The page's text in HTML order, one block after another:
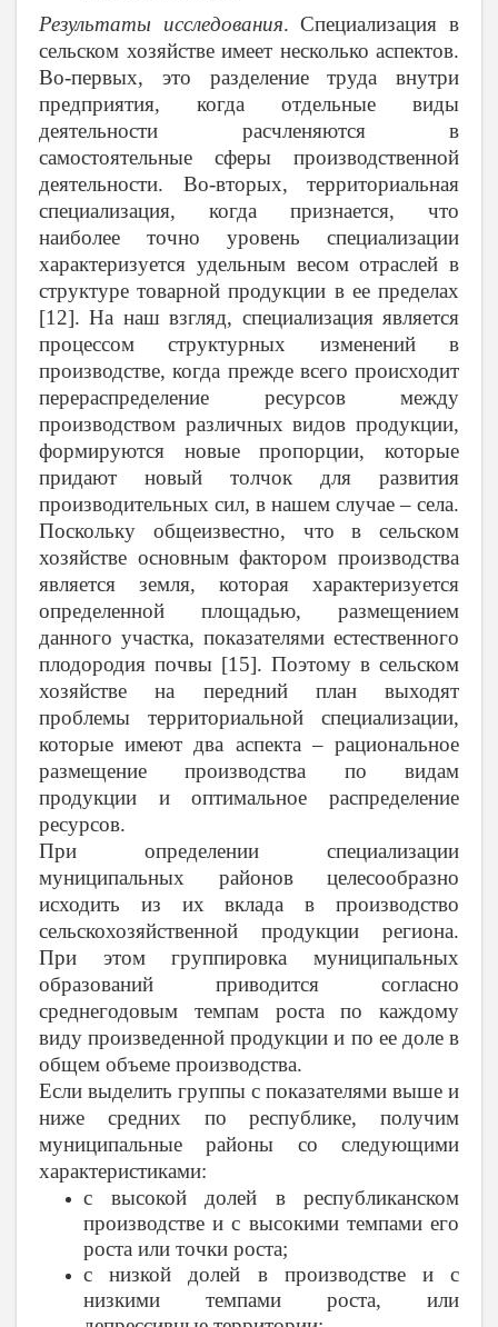
Результаты исследования. Специализация в
сельском хозяйстве имеет несколько аспектов.
Во-первых, это разделение труда внутри
предприятия, когда отдельные виды
деятельности расчленяются в
самостоятельные сферы производственной
деятельности. Во-вторых, территориальная
специализация, когда признается, что
наиболее точно уровень специализации
характеризуется удельным весом отраслей в
структуре товарной продукции в ее пределах
[12]. На наш взгляд, специализация является
процессом структурных изменений в
производстве, когда прежде всего происходит
перераспределение ресурсов между
производством различных видов продукции,
формируются новые пропорции, которые
придают новый толчок для развития
производительных сил, в нашем случае – села.
Поскольку общеизвестно, что в сельском
хозяйстве основным фактором производства
является земля, которая характеризуется
определенной площадью, размещением
данного участка, показателями естественного
плодородия почвы [15]. Поэтому в сельском
хозяйстве на передний план выходят
проблемы территориальной специализации,
которые имеют два аспекта – рациональное
размещение производства по видам
продукции и оптимальное распределение
ресурсов.
При определении специализации
муниципальных районов целесообразно
исходить из их вклада в производство
сельскохозяйственной продукции региона.
При этом группировка муниципальных
образований приводится согласно
среднегодовым темпам роста по каждому
виду произведенной продукции и по ее доле в
общем объеме производства.
Если выделить группы с показателями выше и
ниже средних по республике, получим
муниципальные районы со следующими
характеристиками:
с высокой долей в республиканском
производстве и с высокими темпами его
роста или точки роста;
с низкой долей в производстве и с
низкими темпами роста, или